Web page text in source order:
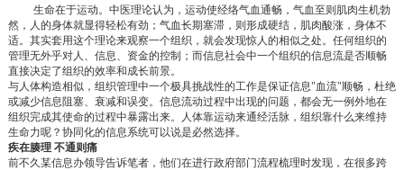
生命在于运动。中医理论认为，运动使经络气血通畅，气血至则肌肉生机勃
然，人的身体就显得轻松有劲；气血长期塞滞，则形成硬结，肌肉酸涨，身体不
适。其实套用这个理论来观察一个组织，就会发现惊人的相似之处。任何组织的
管理无外乎对人、信息、资金的控制；而信息社会中一个组织的信息流是否顺畅
直接决定了组织的效率和成长前景。
与人体构造相似，组织管理中一个极具挑战性的工作是保证信息"血流"顺畅，杜绝
或减少信息阻塞、衰减和误变。信息流动过程中出现的问题，都会无一例外地在
组织完成其使命的过程中暴露出来。人体靠运动来通经活脉，组织靠什么来维持
生命力呢？协同化的信息系统可以说是必然选择。
疾在腠理 不通则痛
前不久某信息办领导告诉笔者，他们在进行政府部门流程梳理时发现，在很多跨